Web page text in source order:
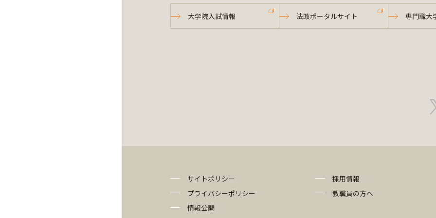
大学院入試情報 法政ポータルサイト 専門職大
サイトポリシー
プライバシーポリシー
情報公開
採用情報
教職員の方へ